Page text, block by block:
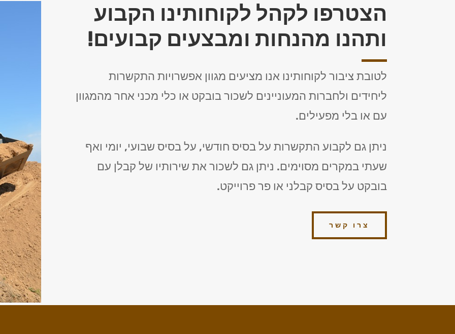
הצטרפו לקהל לקוחותינו הקבוע
ותהנו מהנחות ומבצעים קבועים!
לטובת ציבור לקוחותינו אנו מציעים מגוון אפשרויות התקשרות
ליחידים ולחברות המעוניינים לשכור בובקט או כלי מכני אחר מהמגוון
עם או בלי מפעילים.
ניתן גם לקבוע התקשרות על בסיס חודשי, על בסיס שבועי, יומי ואף
שעתי במקרים מסוימים. ניתן גם לשכור את שירותיו של קבלן עם
בובקט על בסיס קבלני או פר פרוייקט.
צרו קשר